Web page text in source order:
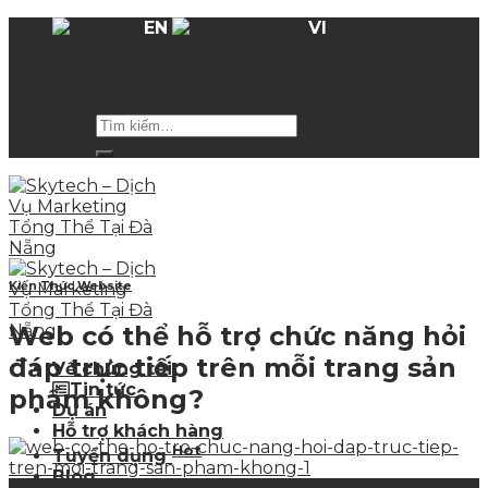
EN
VI
Về chúng tôi
Tin tức
Dự án
Hỗ trợ khách hàng
Tuyển dụngHot
Blog
Kiến Thức Website
Web có thể hỗ trợ chức năng hỏi
đáp trực tiếp trên mỗi trang sản
phẩm không?